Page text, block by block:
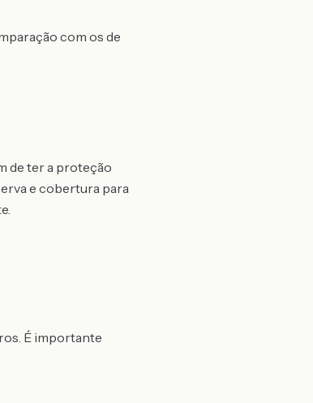
com os de
de ter a proteção
e cobertura para
É importante